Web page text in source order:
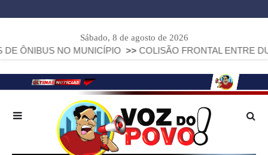
Sábado, 8 de agosto de 2026
NO MUNICÍPIO >> COLISÃO FRONTAL ENTRE DUAS FIAT